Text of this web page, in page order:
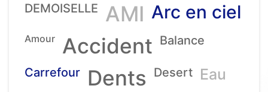
DEMOISELLE AMI Arc en ciel
Amour Accident Balance
Carrefour Dents Desert Eau